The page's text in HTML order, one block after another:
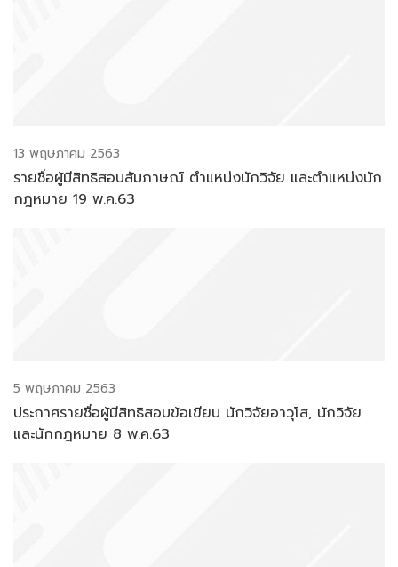
13 พฤษภาคม 2563
รายชื่อผู้มีสิทธิสอบสัมภาษณ์ ตำแหน่งนักวิจัย และตำแหน่งนัก
กฎหมาย 19 พ.ค.63
5 พฤษภาคม 2563
ประกาศรายชื่อผู้มีสิทธิสอบข้อเขียน นักวิจัยอาวุโส, นักวิจัย
และนักกฎหมาย 8 พ.ค.63